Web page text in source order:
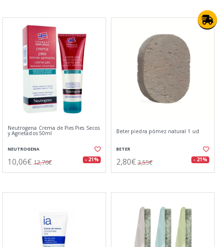
Neutrogena Crema de Pies Pies Secos
y Agrietados 50ml
NEUTROGENA
10,06€ 12,76€ - 21%
Beter piedra pómez natural 1 ud
BETER
2,80€ 3,55€ - 21%